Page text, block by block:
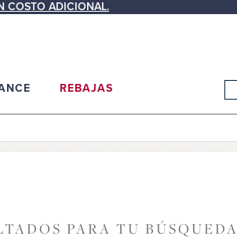
COSTO ADICIONAL.
REBAJAS
PARA TU BÚSQUEDA